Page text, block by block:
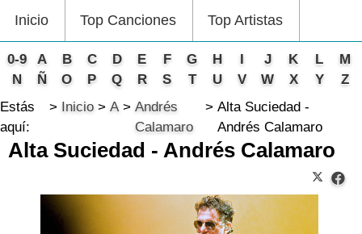
Inicio Top Canciones Top Artistas
0-9 A B C D E F G H I J K L
M
N
Ñ O P Q R S T U V W X Y
Z
Estás
aquí:
Inicio A
Andrés
Calamaro
Alta Suciedad -
Andrés Calamaro
Alta Suciedad - Andrés Calamaro